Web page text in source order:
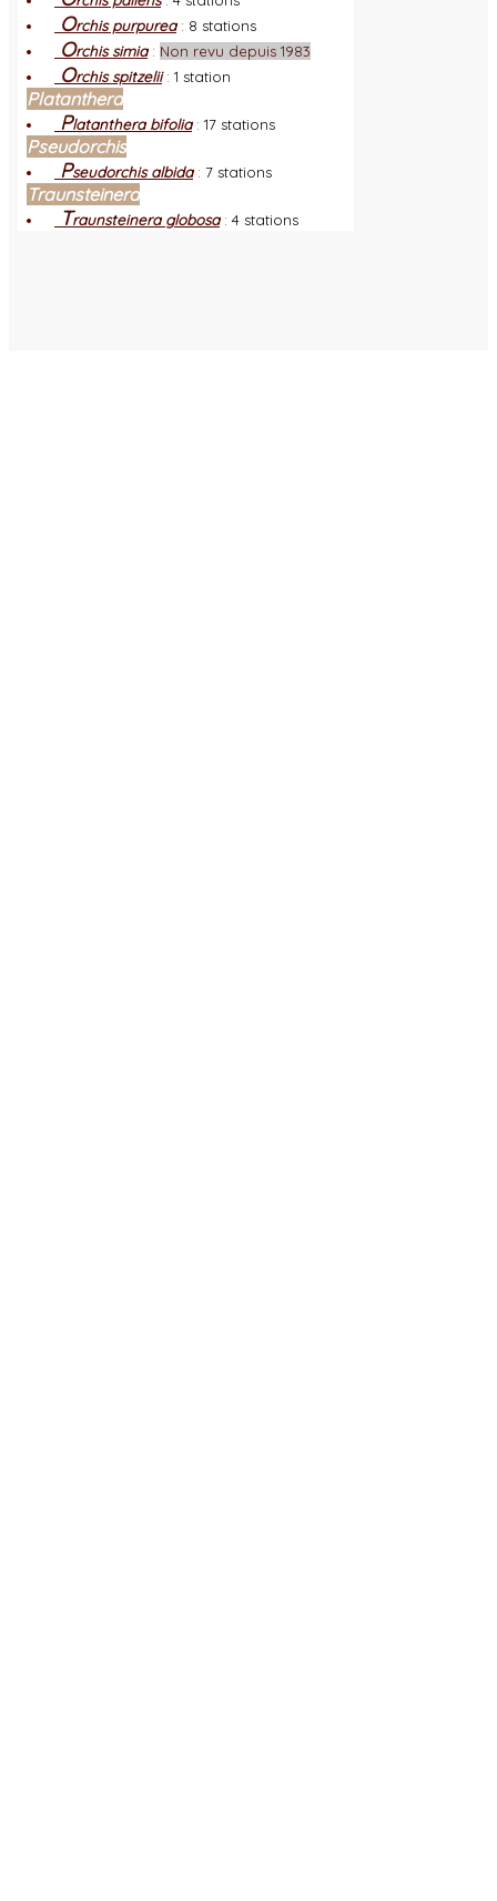
Orchis purpurea: 8 stations
Orchis simia: Non revu depuis 1983
Orchis spitzelii: 1 station
Platanthera
Platanthera bifolia: 17 stations
Pseudorchis
Pseudorchis albida: 7 stations
Traunsteinera
Traunsteinera globosa: 4 stations